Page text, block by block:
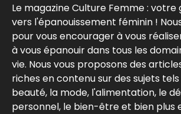
Le magazine Culture Femme : votre
vers l'épanouissement féminin !
pour vous encourager à vous
à vous épanouir dans tous les
vie. Nous vous proposons des
riches en contenu sur des sujets
beauté, la mode, l'alimentation, le
personnel, le bien-être et bien plus